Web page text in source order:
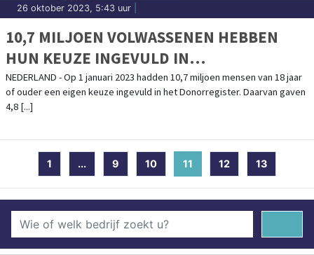
26 oktober 2023, 5:43 uur
10,7 MILJOEN VOLWASSENEN HEBBEN
HUN KEUZE INGEVULD IN
DONORREGISTER
NEDERLAND - Op 1 januari 2023 hadden 10,7 miljoen mensen van 18 jaar
of ouder een eigen keuze ingevuld in het Donorregister. Daarvan gaven
4,8 [...]
1 ... 9 10 11 (current)
12 13